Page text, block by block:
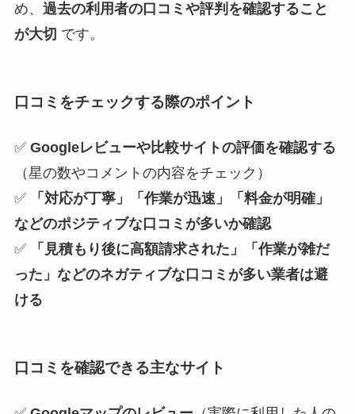
め、 過去の利用者の口コミや評判を確認すること
が大切 です。
口コミをチェックする際のポイント
✅ Googleレビューや比較サイトの評価を確認する
（星の数やコメントの内容をチェック）
✅
「対応が丁寧」「作業が迅速」「料金が明確」
などのポジティブな口コミが多いか確認
✅
「見積もり後に高額請求された」「作業が雑だ
った」などのネガティブな口コミが多い業者は避
ける
口コミを確認できる主なサイト